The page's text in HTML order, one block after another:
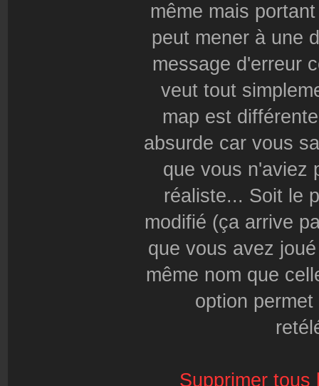
même mais
peut mener à une
message d'erreur
veut tout
map est
absurde car vous
que vous n'aviez
réaliste... Soit le
modifié (ça arrive
que vous avez
même nom que
option
Supprimer tous